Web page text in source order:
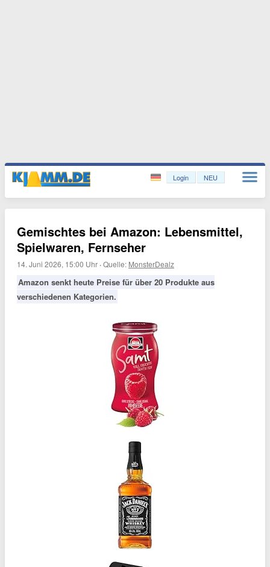
Login NEU
Gemischtes bei Amazon: Lebensmittel,
Spielwaren, Fernseher
14. Juni 2026, 15:00 Uhr ·Quelle: MonsterDealz
Amazon senkt heute Preise für über 20 Produkte aus
verschiedenen Kategorien.